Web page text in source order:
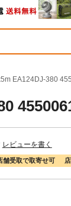
EA124DJ-380
レビューを書く
舗受取で取寄せ可